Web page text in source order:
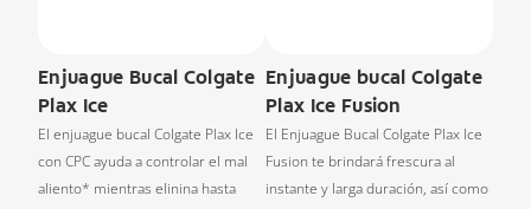
Enjuague Bucal Colgate
Plax Ice
El enjuague bucal Colgate Plax Ice
con CPC ayuda a controlar el mal
aliento* mientras elinina hasta
Enjuague bucal Colgate
Plax Ice Fusion
El Enjuague Bucal Colgate Plax Ice
Fusion te brindará frescura al
instante y larga duración, así como